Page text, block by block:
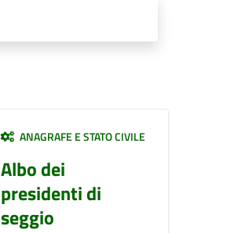
ANAGRAFE E STATO CIVILE
Albo dei
presidenti di
seggio